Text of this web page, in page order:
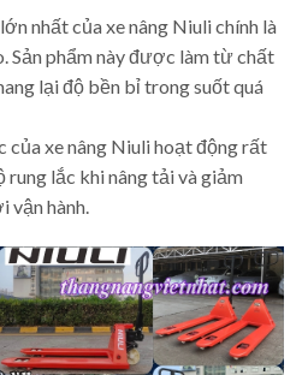
nhất của xe nâng Niuli chính là
Sản phẩm này được làm từ chất
lại độ bền bỉ trong suốt quá
của xe nâng Niuli hoạt động rất
lắc khi nâng tải và giảm
vận hành.